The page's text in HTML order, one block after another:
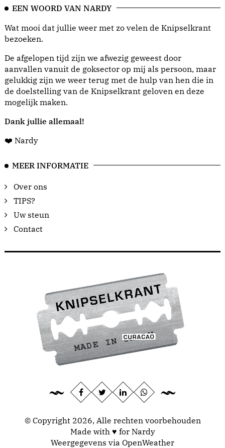
EEN WOORD VAN NARDY
Wat mooi dat jullie weer met zo velen de Knipselkrant
bezoeken.
De afgelopen tijd zijn we afwezig geweest door
aanvallen vanuit de goksector op mij als persoon, maar
gelukkig zijn we weer terug met de hulp van hen die in
de doelstelling van de Knipselkrant geloven en deze
mogelijk maken.
Dank jullie allemaal!
❤️ Nardy
MEER INFORMATIE
Over ons
TIPS?
Uw steun
Contact
© Copyright 2026, Alle rechten voorbehouden
Made with ♥ for Nardy
Weergegevens via OpenWeather